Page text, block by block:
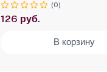
(0)
126 руб.
В корзину